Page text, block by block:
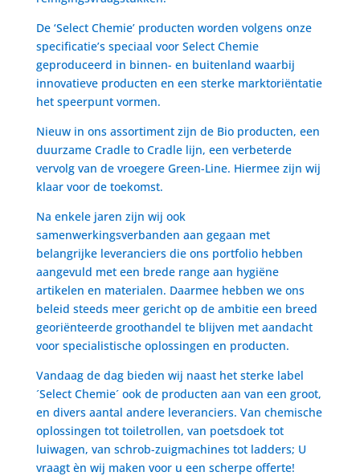
De ‘Select Chemie’ producten worden volgens onze
specificatie’s speciaal voor Select Chemie
geproduceerd in binnen- en buitenland waarbij
innovatieve producten en een sterke marktoriëntatie
het speerpunt vormen.
Nieuw in ons assortiment zijn de Bio producten, een
duurzame Cradle to Cradle lijn, een verbeterde
vervolg van de vroegere Green-Line. Hiermee zijn wij
klaar voor de toekomst.
Na enkele jaren zijn wij ook
samenwerkingsverbanden aan gegaan met
belangrijke leveranciers die ons portfolio hebben
aangevuld met een brede range aan hygiëne
artikelen en materialen. Daarmee hebben we ons
beleid steeds meer gericht op de ambitie een breed
georiënteerde groothandel te blijven met aandacht
voor specialistische oplossingen en producten.
Vandaag de dag bieden wij naast het sterke label
´Select Chemie´ ook de producten aan van een groot,
en divers aantal andere leveranciers. Van chemische
oplossingen tot toiletrollen, van poetsdoek tot
luiwagen, van schrob-zuigmachines tot ladders; U
vraagt èn wij maken voor u een scherpe offerte!